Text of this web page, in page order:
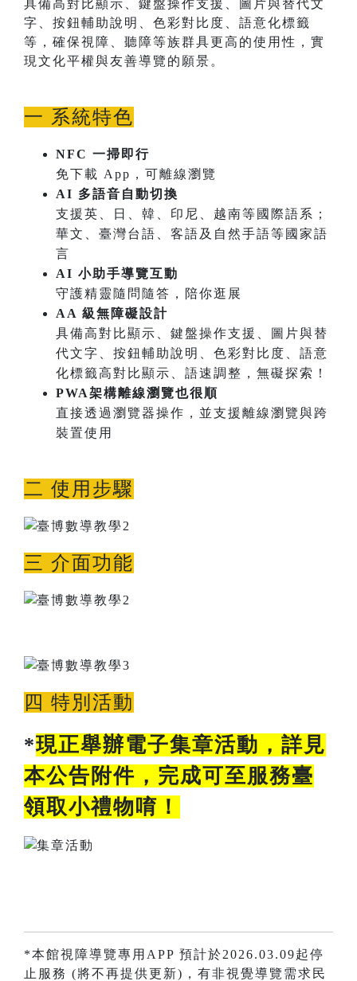
具備高對比顯示、鍵盤操作支援、圖片與替代文
字、按鈕輔助說明、色彩對比度、語意化標籤
等，確保視障、聽障等族群具更高的使用性，實
現文化平權與友善導覽的願景。
一 系統特色
NFC 一掃即行
免下載 App，可離線瀏覽
AI 多語音自動切換
支援英、日、韓、印尼、越南等國際語系；
華文、臺灣台語、客語及自然手語等國家語
言
AI 小助手導覽互動
守護精靈隨問隨答，陪你逛展
AA 級無障礙設計
具備高對比顯示、鍵盤操作支援、圖片與替
代文字、按鈕輔助說明、色彩對比度、語意
化標籤高對比顯示、語速調整，無礙探索！
PWA架構離線瀏覽也很順
直接透過瀏覽器操作，並支援離線瀏覽與跨
裝置使用
二 使用步驟
三 介面功能
四 特別活動
*現正舉辦電子集章活動，詳見
本公告附件，完成可至服務臺
領取小禮物唷！
*本館視障導覽專用APP 預計於2026.03.09起停
止服務 (將不再提供更新)，有非視覺導覽需求民